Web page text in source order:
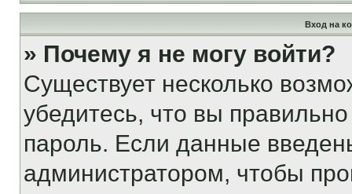
Вход на
» Почему я не могу войти?
Существует несколько
убедитесь, что вы
пароль. Если данные
администратором, чтобы